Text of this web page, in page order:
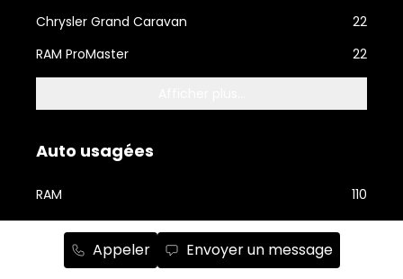
Appeler Envoyer un message
Chrysler Grand Caravan
22
RAM ProMaster
22
Auto usagées
RAM
110
Jeep
90
Dodge